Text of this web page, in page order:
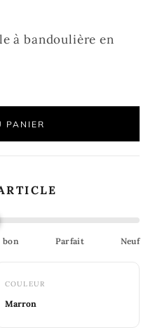
à bandoulière en
PANIER
bon Parfait Neuf
COULEUR
Marron